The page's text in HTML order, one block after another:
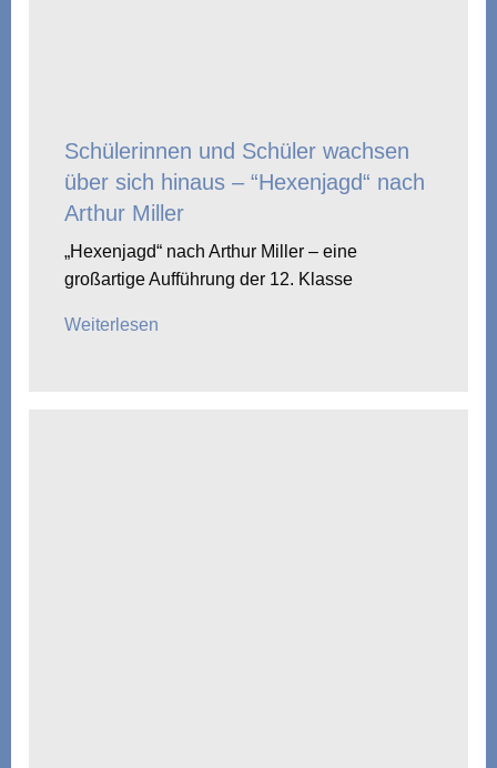
Schülerinnen und Schüler wachsen
über sich hinaus – “Hexenjagd“ nach
Arthur Miller
„Hexenjagd“ nach Arthur Miller – eine
großartige Aufführung der 12. Klasse
Weiterlesen